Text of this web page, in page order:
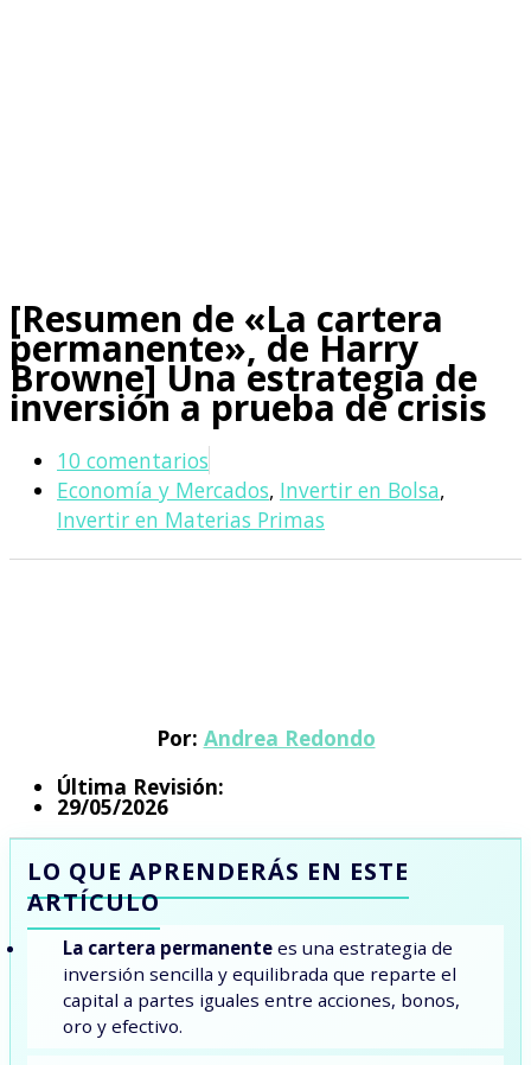
[Resumen de «La cartera
permanente», de Harry
Browne] Una estrategia de
inversión a prueba de crisis
10 comentarios
Economía y Mercados, Invertir en Bolsa,
Invertir en Materias Primas
Por: Andrea Redondo
Última Revisión:
29/05/2026
LO QUE APRENDERÁS EN ESTE
ARTÍCULO
La cartera permanente es una estrategia de
inversión sencilla y equilibrada que reparte el
capital a partes iguales entre acciones, bonos,
oro y efectivo.